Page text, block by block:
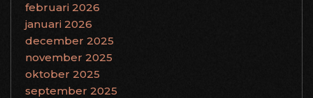
februari 2026
januari 2026
december 2025
november 2025
oktober 2025
september 2025